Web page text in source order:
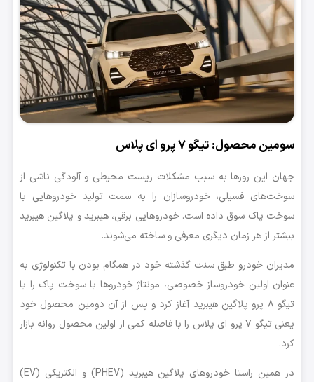
سومین محصول: تیگو ۷ پرو ای پلاس
جهان این روزها به سبب مشکلات زیست محیطی و آلودگی ناشی از
سوخت‌های فسیلی، خودروسازان را به سمت تولید خودروهایی با
سوخت پاک سوق داده است. خودروهایی برقی، هیبرید و پلاگین هیبرید
بیشتر از هر زمان دیگری معرفی و ساخته می‌شوند.
مدیران خودرو طبق سنت گذشته خود در همگام بودن با تکنولوژی به
عنوان اولین خودروساز خصوصی، مونتاژ خودروها با سوخت پاک را با
تیگو ۸ پرو پلاگین هیبرید آغاز کرد و پس از آن دومین محصول خود
یعنی تیگو ۷ پرو ای پلاس را با فاصله کمی از اولین محصول روانه بازار
کرد.
در همین راستا خودروهای پلاگین هیبرید (PHEV) و الکتریکی (EV)